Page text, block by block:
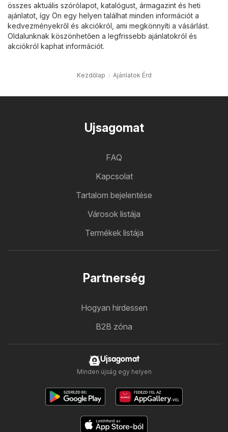
összes aktuális szórólapot, katalógust, ármagazint és heti
ajánlatot, így Ön egy helyen találhat minden információt a
kedvezményekről és akciókról, ami megkönnyíti a vásárlást.
Oldalunknak köszönhetően a legfrissebb ajánlatokról és
akciókról kaphat információt.
Kezdőlap Ajánlatok Érd
Ujsagomat
FAQ
Kapcsolat
Tartalom bejelentése
Városok listája
Termékek listája
Partnerség
Hogyan hirdessen
B2B zóna
Ujsagomat
Minden újság egy helyen